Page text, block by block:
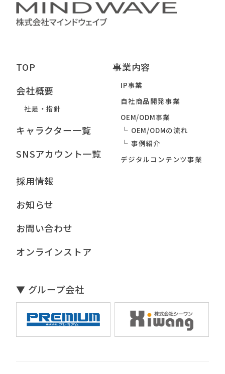
TOP
会社概要
社是・指針
キャラクター一覧
SNSアカウント一覧
事業内容
IP事業
自社商品開発事業
OEM/ODM事業
OEM/ODMの流れ
事例紹介
デジタルコンテンツ事業
採用情報
お知らせ
お問い合わせ
オンラインストア
▼ グループ会社